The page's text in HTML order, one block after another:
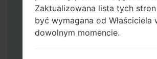
CP: "Modem & Radio"
CSC_***: "Country & Region
HOME_CSC_***: "Country
Operator"
Zaktualizowana lista tych
być wymagana od Właściciela
dowolnym momencie.